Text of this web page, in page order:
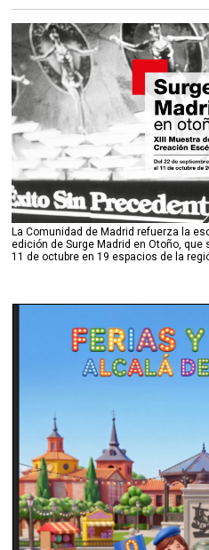
La Comunidad de Madrid refuerza la
edición de Surge Madrid en Otoño, que
11 de octubre en 19 espacios de la